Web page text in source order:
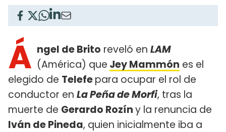
Á ngel de Brito reveló en LAM
(América) que Jey Mammón es el
elegido de Telefepara ocupar el rol de
conductor en La Peña de Morfi, tras la
muerte de Gerardo Rozíny la renuncia de
Iván de Pineda, quien inicialmente iba a